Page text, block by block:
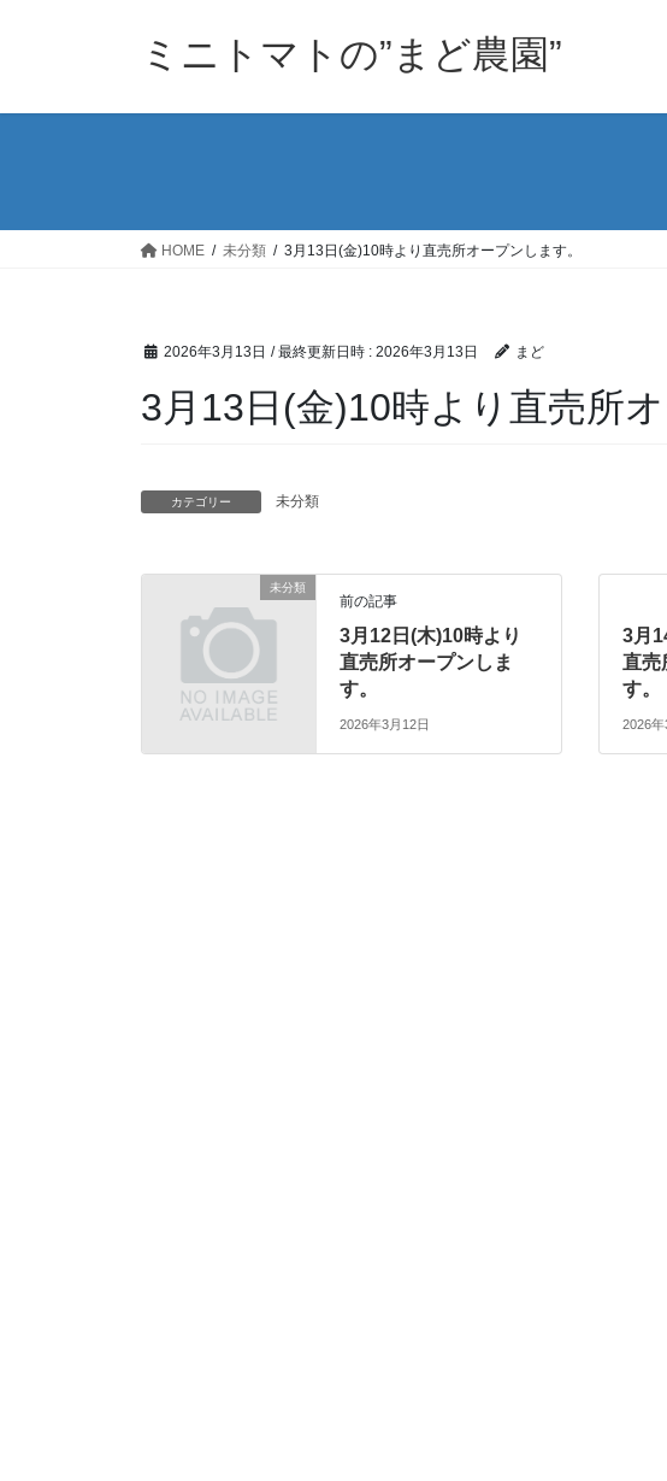
ミニトマトの”まど農園”
HOME 未分類 3月13日(金)10時より直売所オープンします。
2026年3月13日 / 最終更新日時 : 2026年3月13日 まど
3月13日(金)10時より直売所オ
カテゴリー 未分類
未分類
前の記事
3月12日(木)10時より
直売所オープンしま
す。
2026年3月12日
3月
直売
す。
2026年